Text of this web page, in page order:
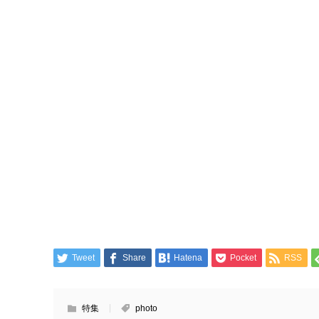
Tweet Share Hatena Pocket RSS
特集 photo